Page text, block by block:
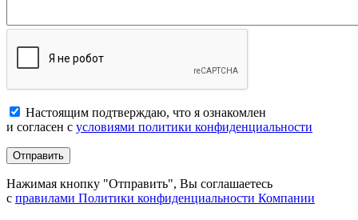
Настоящим подтверждаю, что я ознакомлен
и согласен с условиями политики конфиденциальности
Отправить
Нажимая кнопку "Отправить", Вы соглашаетесь
с правилами Политики конфиденциальности Компании